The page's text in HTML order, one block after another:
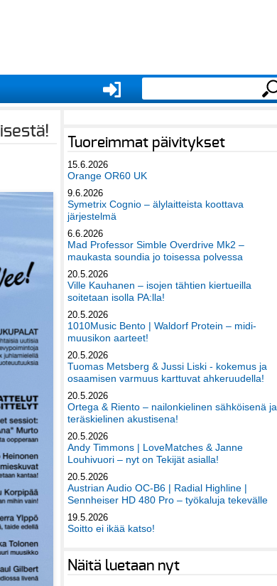
Tuoreimmat päivitykset
15.6.2026
Orange OR60 UK
9.6.2026
Symetrix Cognio – älylaitteista koottava
järjestelmä
6.6.2026
Mad Professor Simble Overdrive Mk2 –
maukasta soundia jo toisessa polvessa
20.5.2026
Ville Kauhanen – isojen tähtien kiertueilla
soitetaan isolla PA:lla!
20.5.2026
1010Music Bento | Waldorf Protein – midi-
muusikon aarteet!
20.5.2026
Tuomas Metsberg & Jussi Liski - kokemus ja
osaamisen varmuus karttuvat ahkeruudella!
20.5.2026
Ortega & Riento – nailonkielinen sähköisenä ja
teräskielinen akustisena!
20.5.2026
Andy Timmons | LoveMatches & Janne
Louhivuori – nyt on Tekijät asialla!
20.5.2026
Austrian Audio OC-B6 | Radial Highline |
Sennheiser HD 480 Pro – työkaluja tekevälle
19.5.2026
Soitto ei ikää katso!
Näitä luetaan nyt